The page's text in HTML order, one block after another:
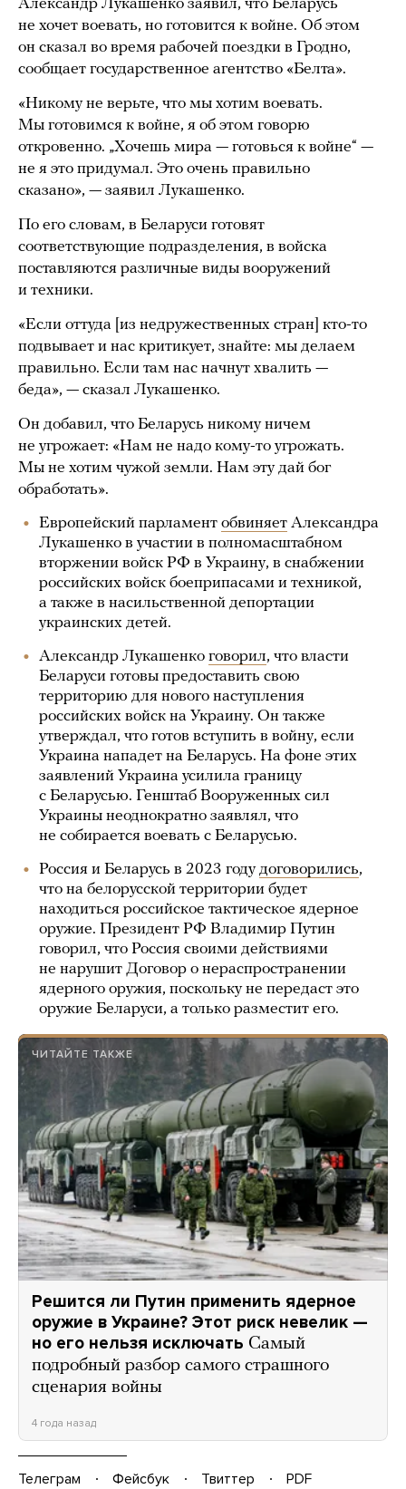
Александр Лукашенко заявил, что Беларусь
не хочет воевать, но готовится к войне. Об этом
он сказал во время рабочей поездки в Гродно,
сообщает государственное агентство «Белта».
«Никому не верьте, что мы хотим воевать.
Мы готовимся к войне, я об этом говорю
откровенно. „Хочешь мира — готовься к войне“ —
не я это придумал. Это очень правильно
сказано», — заявил Лукашенко.
По его словам, в Беларуси готовят
соответствующие подразделения, в войска
поставляются различные виды вооружений
и техники.
«Если оттуда [из недружественных стран] кто-то
подвывает и нас критикует, знайте: мы делаем
правильно. Если там нас начнут хвалить —
беда», — сказал Лукашенко.
Он добавил, что Беларусь никому ничем
не угрожает: «Нам не надо кому-то угрожать.
Мы не хотим чужой земли. Нам эту дай бог
обработать».
Европейский парламент обвиняет Александра
Лукашенко в участии в полномасштабном
вторжении войск РФ в Украину, в снабжении
российских войск боеприпасами и техникой,
а также в насильственной депортации
украинских детей.
Александр Лукашенко говорил, что власти
Беларуси готовы предоставить свою
территорию для нового наступления
российских войск на Украину. Он также
утверждал, что готов вступить в войну, если
Украина нападет на Беларусь. На фоне этих
заявлений Украина усилила границу
с Беларусью. Генштаб Вооруженных сил
Украины неоднократно заявлял, что
не собирается воевать с Беларусью.
Россия и Беларусь в 2023 годудоговорились,
что на белорусской территории будет
находиться российское тактическое ядерное
оружие. Президент РФ Владимир Путин
говорил, что Россия своими действиями
не нарушит Договор о нераспространении
ядерного оружия, поскольку не передаст это
оружие Беларуси, а только разместит его.
ЧИТАЙТЕ ТАКЖЕ
Решится ли Путин применить ядерное
оружие в Украине? Этот риск невелик —
но его нельзя исключать Самый
подробный разбор самого страшного
сценария войны
4 года назад
Телеграм Фейсбук Твиттер
PDF